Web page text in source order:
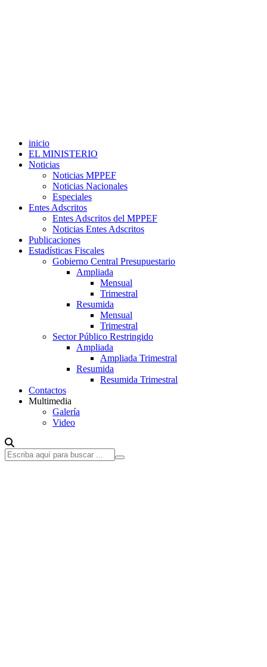
inicio
EL MINISTERIO
Noticias
Noticias MPPEF
Noticias Nacionales
Especiales
Entes Adscritos
Entes Adscritos del MPPEF
Noticias Entes Adscritos
Publicaciones
Estadísticas Fiscales
Gobierno Central Presupuestario
Ampliada
Mensual
Trimestral
Resumida
Mensual
Trimestral
Sector Público Restringido
Ampliada
Ampliada Trimestral
Resumida
Resumida Trimestral
Contactos
Multimedia
Galería
Video